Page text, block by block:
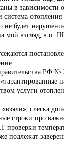
в
не будет
мой взгляд, в
РФ
услуги
слегка
строки про
подлежат